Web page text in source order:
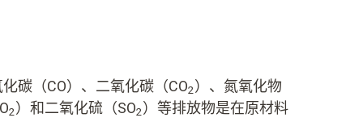
碳（CO）、二氧化碳（CO2）、氮氧化物
2）和二氧化硫（SO2）等排放物是在原材料